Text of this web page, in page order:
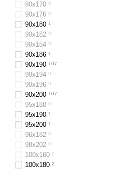
90х170 0
90х176 0
90x180 1
90х182 0
90х184 0
90x186 1
90x190 107
90х194 0
90x196 0
90x200 107
95х180 0
95х190 1
95х200 1
96х182 0
98х202 0
100x160 0
100х180 2